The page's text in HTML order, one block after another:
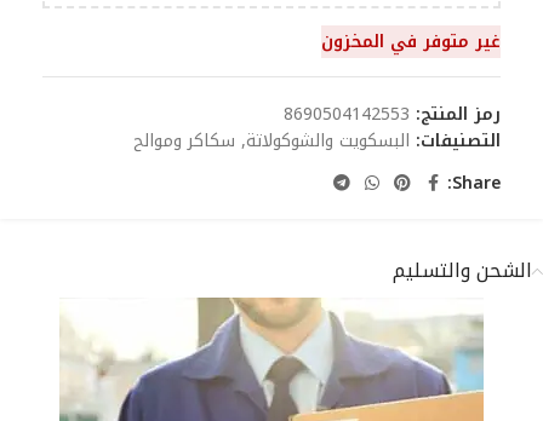
غير متوفر في المخزون
رمز المنتج: 8690504142553
التصنيفات: البسكويت والشوكولاتة, سكاكر وموالح
Share:
الشحن والتسليم